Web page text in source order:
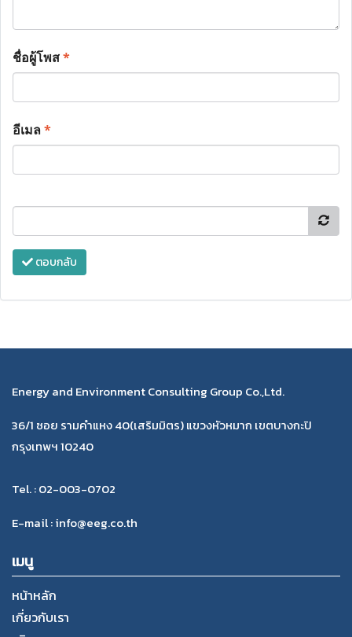
ชื่อผู้โพส*
อีเมล*
ตอบกลับ
Energy and Environment Consulting Group Co.,Ltd.
36/1 ซอย รามคำแหง 40(เสริมมิตร) แขวงหัวหมาก เขตบางกะปิ
กรุงเทพฯ 10240
Tel. : 02-003-0702
E-mail : info@eeg.co.th
เมนู
หน้าหลัก
เกี่ยวกับเรา